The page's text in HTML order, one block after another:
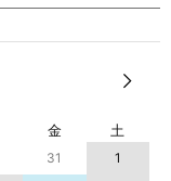
金 土
31
1